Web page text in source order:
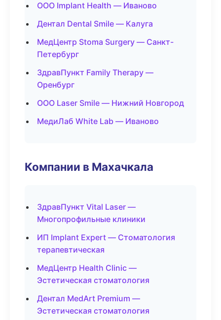
ООО Implant Health — Иваново
Дентал Dental Smile — Калуга
МедЦентр Stoma Surgery — Санкт-
Петербург
ЗдравПункт Family Therapy —
Оренбург
ООО Laser Smile — Нижний Новгород
МедиЛаб White Lab — Иваново
Компании в Махачкала
ЗдравПункт Vital Laser —
Многопрофильные клиники
ИП Implant Expert — Стоматология
терапевтическая
МедЦентр Health Clinic —
Эстетическая стоматология
Дентал MedArt Premium —
Эстетическая стоматология